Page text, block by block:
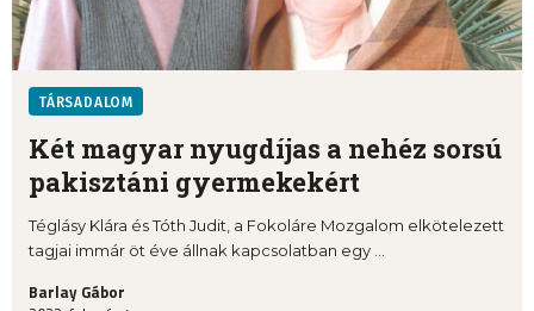
TÁRSADALOM
Két magyar nyugdíjas a nehéz sorsú
pakisztáni gyermekekért
Téglásy Klára és Tóth Judit, a Fokoláre Mozgalom elkötelezett
tagjai immár öt éve állnak kapcsolatban egy ...
Barlay Gábor